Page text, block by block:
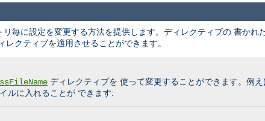
毎に設定を変更する方法を提供します。ディレクティブの 書かれ
クティブを適用させることができます。
ディレクティブを 使って変更することができます。例
ルに入れることが できます: